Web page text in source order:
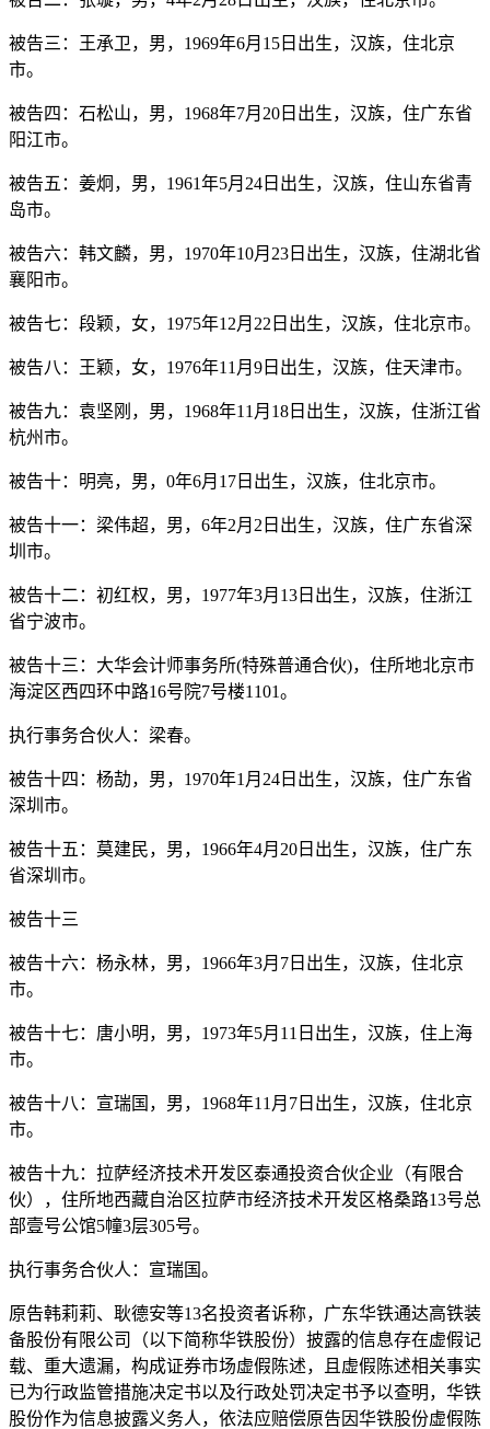
被告三：王承卫，男，1969年6月15日出生，汉族，住北京
市。
被告四：石松山，男，1968年7月20日出生，汉族，住广东省
阳江市。
被告五：姜炯，男，1961年5月24日出生，汉族，住山东省青
岛市。
被告六：韩文麟，男，1970年10月23日出生，汉族，住湖北省
襄阳市。
被告七：段颖，女，1975年12月22日出生，汉族，住北京市。
被告八：王颖，女，1976年11月9日出生，汉族，住天津市。
被告九：袁坚刚，男，1968年11月18日出生，汉族，住浙江省
杭州市。
被告十：明亮，男，0年6月17日出生，汉族，住北京市。
被告十一：梁伟超，男，6年2月2日出生，汉族，住广东省深
圳市。
被告十二：初红权，男，1977年3月13日出生，汉族，住浙江
省宁波市。
被告十三：大华会计师事务所(特殊普通合伙)，住所地北京市
海淀区西四环中路16号院7号楼1101。
执行事务合伙人：梁春。
被告十四：杨劼，男，1970年1月24日出生，汉族，住广东省
深圳市。
被告十五：莫建民，男，1966年4月20日出生，汉族，住广东
省深圳市。
被告十三
被告十六：杨永林，男，1966年3月7日出生，汉族，住北京
市。
被告十七：唐小明，男，1973年5月11日出生，汉族，住上海
市。
被告十八：宣瑞国，男，1968年11月7日出生，汉族，住北京
市。
被告十九：拉萨经济技术开发区泰通投资合伙企业（有限合
伙），住所地西藏自治区拉萨市经济技术开发区格桑路13号总
部壹号公馆5幢3层305号。
执行事务合伙人：宣瑞国。
原告韩莉莉、耿德安等13名投资者诉称，广东华铁通达高铁装
备股份有限公司（以下简称华铁股份）披露的信息存在虚假记
载、重大遗漏，构成证券市场虚假陈述，且虚假陈述相关事实
已为行政监管措施决定书以及行政处罚决定书予以查明，华铁
股份作为信息披露义务人，依法应赔偿原告因华铁股份虚假陈